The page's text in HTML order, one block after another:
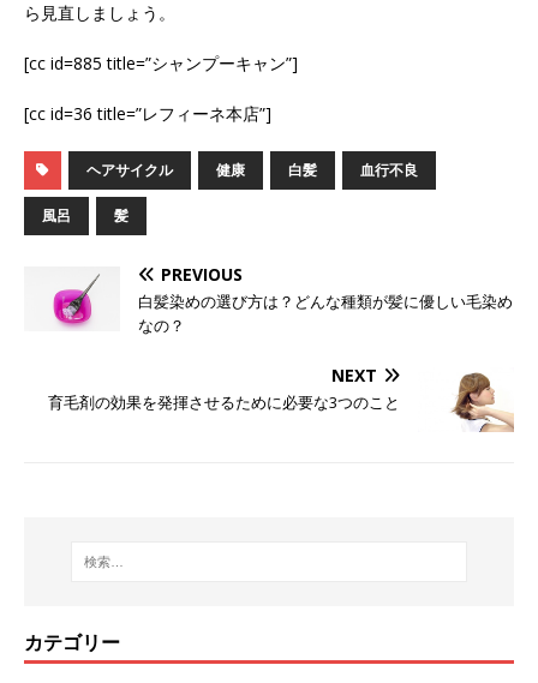
ら見直しましょう。
[cc id=885 title=”シャンプーキャン”]
[cc id=36 title=”レフィーネ本店”]
ヘアサイクル 健康 白髪 血行不良
風呂 髪
PREVIOUS
白髪染めの選び方は？どんな種類が髪に優しい毛染め
なの？
NEXT
育毛剤の効果を発揮させるために必要な3つのこと
カテゴリー